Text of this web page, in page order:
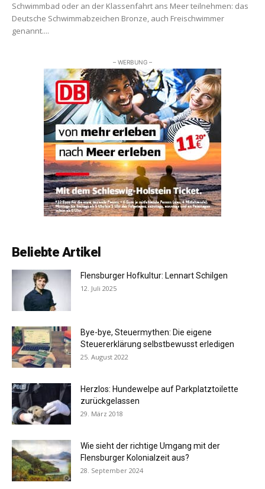
Schwimmbad oder an der Klassenfahrt ans Meer teilnehmen: das
Deutsche Schwimmabzeichen Bronze, auch Freischwimmer
genannt....
– WERBUNG –
Beliebte Artikel
Flensburger Hofkultur: Lennart Schilgen
12. Juli 2025
Bye-bye, Steuermythen: Die eigene
Steuererklärung selbstbewusst erledigen
25. August 2022
Herzlos: Hundewelpe auf Parkplatztoilette
zurückgelassen
29. März 2018
Wie sieht der richtige Umgang mit der
Flensburger Kolonialzeit aus?
28. September 2024